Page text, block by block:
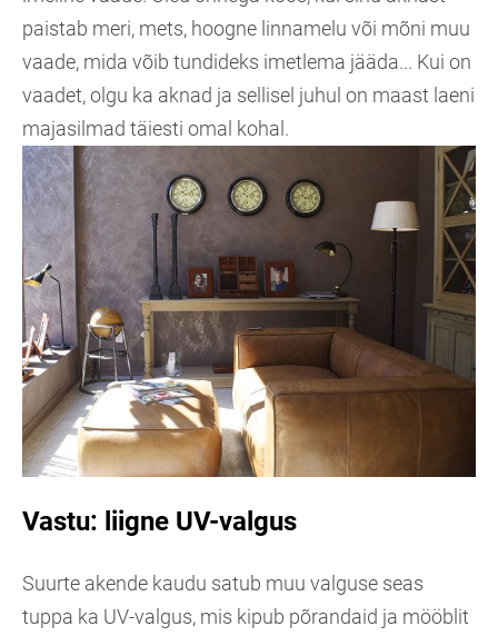
paistab meri, mets, hoogne linnamelu või mõni muu
vaade, mida võib tundideks imetlema jääda... Kui on
vaadet, olgu ka aknad ja sellisel juhul on maast laeni
majasilmad täiesti omal kohal.
Vastu: liigne UV-valgus
Suurte akende kaudu satub muu valguse seas
tuppa ka UV-valgus, mis kipub põrandaid ja mööblit